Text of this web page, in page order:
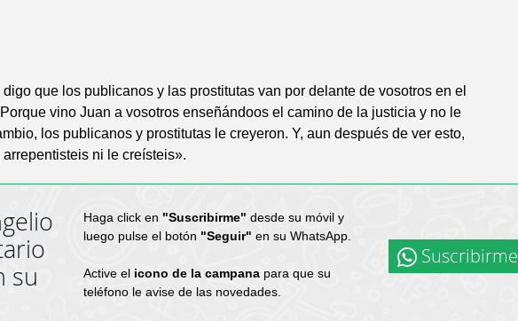
que los publicanos y las prostitutas van por delante de vosotros en el
vino Juan a vosotros enseñándoos el camino de la justicia y no le
los publicanos y prostitutas le creyeron. Y, aun después de ver esto,
ni le creísteis».
su
Haga click en "Suscribirme" desde su móvil y
luego pulse el botón "Seguir" en su WhatsApp.
Active el icono de la campanapara que su
teléfono le avise de las novedades.
Suscribirme